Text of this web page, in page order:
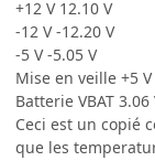
+12 V 12.10 V
-12 V -12.20 V
-5 V -5.05 V
Mise en veille +5 V
Batterie VBAT 3.06
Ceci est un copié
que les